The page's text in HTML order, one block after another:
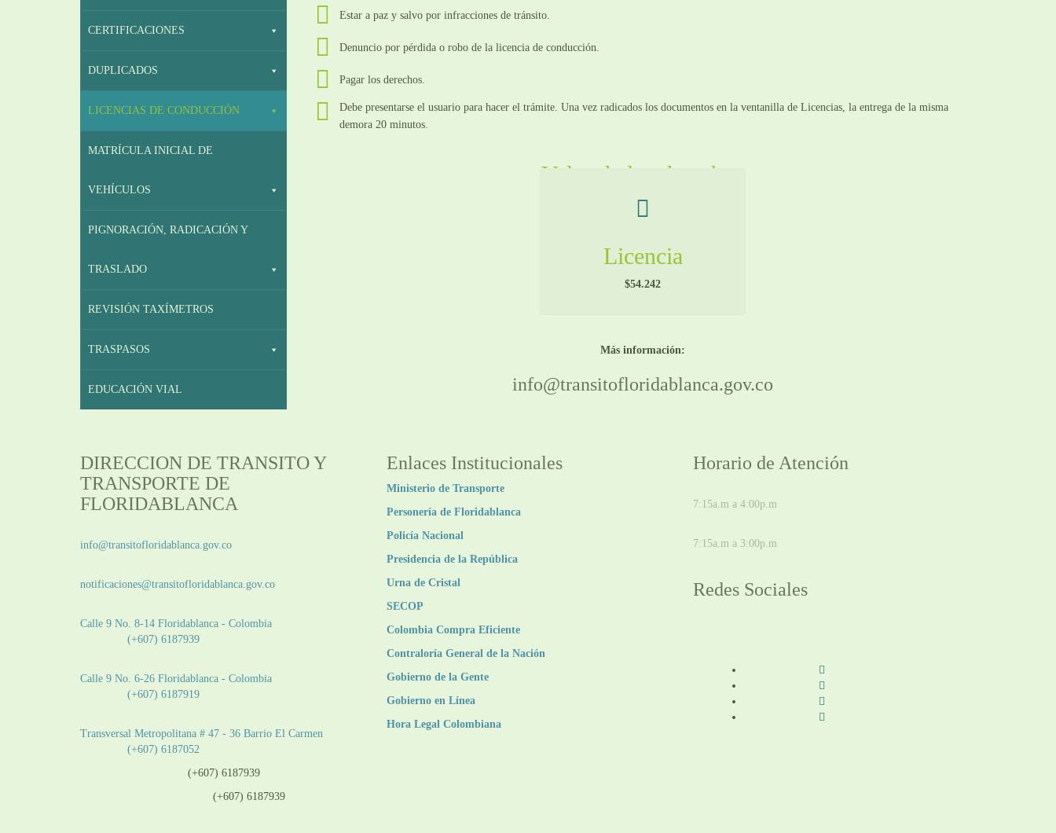
CERTIFICACIONES
DUPLICADOS
LICENCIAS DE CONDUCCIÓN
MATRÍCULA INICIAL DE
VEHÍCULOS
PIGNORACIÓN, RADICACIÓN Y
TRASLADO
REVISIÓN TAXÍMETROS
TRASPASOS
EDUCACIÓN VIAL
Estar a paz y salvo por infracciones de tránsito.
Denuncio por pérdida o robo de la licencia de conducción.
Pagar los derechos.
Debe presentarse el usuario para hacer el trámite. Una vez radicados los documentos en la ventanilla de Licencias, la entrega de la misma
demora 20 minutos.
Valor de los derechos
Licencia
$54.242
Más información:
info@transitofloridablanca.gov.co
DIRECCION DE TRANSITO Y
TRANSPORTE DE
FLORIDABLANCA
info@transitofloridablanca.gov.co
notificaciones@transitofloridablanca.gov.co
Calle 9 No. 8-14 Floridablanca - Colombia
(+607) 6187939
Calle 9 No. 6-26 Floridablanca - Colombia
(+607) 6187919
Transversal Metropolitana # 47 - 36 Barrio El Carmen
(+607) 6187052
(+607) 6187939
(+607) 6187939
Enlaces Institucionales
Ministerio de Transporte
Personería de Floridablanca
Policía Nacional
Presidencia de la República
Urna de Cristal
SECOP
Colombia Compra Eficiente
Contraloría General de la Nación
Gobierno de la Gente
Gobierno en Línea
Hora Legal Colombiana
Horario de Atención
7:15a.m a 4:00p.m
7:15a.m a 3:00p.m
Redes Sociales